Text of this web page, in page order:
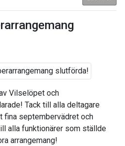
Vilselöpet och
Tack till alla deltagare
fina septembervädret och
alla funktionärer som ställde
arrangemang!